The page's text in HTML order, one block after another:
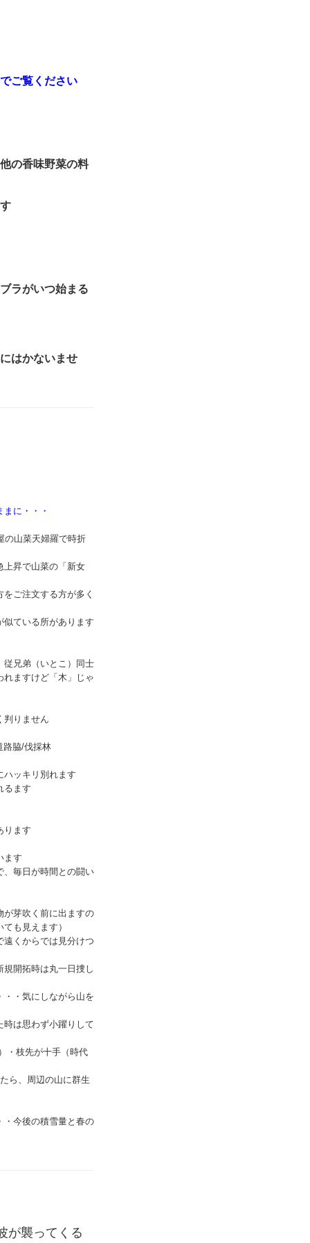
ご覧ください
の香味野菜の料
ラがいつ始まる
はかないませ
に・・・
の山菜天婦羅で時折
上昇で山菜の「新女
ご注文する方が多く
似ている所があります
従兄弟（いとこ）同士
れますけど「木」じゃ
判りません
路脇/伐採林
ハッキリ別れます
るます
ります
ます
、毎日が時間との闘い
が芽吹く前に出ますの
も見えます）
遠くからでは見分けつ
開拓時は丸一日捜し
・・気にしながら山を
時は思わず小躍りして
・枝先が十手（時代
ら、周辺の山に群生
・今後の積雪量と春の
が襲ってくる